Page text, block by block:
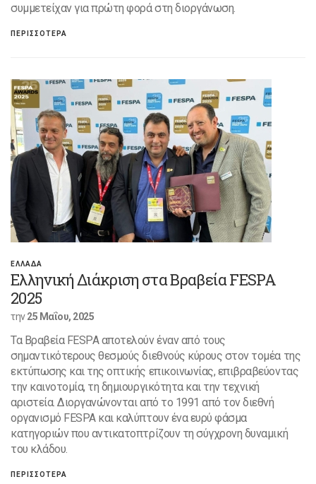
συμμετείχαν για πρώτη φορά στη διοργάνωση.
ΠΕΡΙΣΣΟΤΕΡΑ
ΕΛΛΑΔΑ
Ελληνική Διάκριση στα Βραβεία FESPA
2025
την25 Μαΐου, 2025
Τα Βραβεία FESPA αποτελούν έναν από τους
σημαντικότερους θεσμούς διεθνούς κύρους στον τομέα της
εκτύπωσης και της οπτικής επικοινωνίας, επιβραβεύοντας
την καινοτομία, τη δημιουργικότητα και την τεχνική
αριστεία. Διοργανώνονται από το 1991 από τον διεθνή
οργανισμό FESPA και καλύπτουν ένα ευρύ φάσμα
κατηγοριών που αντικατοπτρίζουν τη σύγχρονη δυναμική
του κλάδου.
ΠΕΡΙΣΣΟΤΕΡΑ